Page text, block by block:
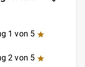
1 von 5
2 von 5